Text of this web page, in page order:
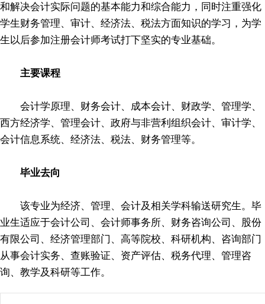
和解决会计实际问题的基本能力和综合能力，同时注重强化
学生财务管理、审计、经济法、税法方面知识的学习，为学
生以后参加注册会计师考试打下坚实的专业基础。
主要课程
会计学原理、财务会计、成本会计、财政学、管理学、
西方经济学、管理会计、政府与非营利组织会计、审计学、
会计信息系统、经济法、税法、财务管理等。
毕业去向
该专业为经济、管理、会计及相关学科输送研究生。毕
业生适应于会计公司、会计师事务所、财务咨询公司、股份
有限公司、经济管理部门、高等院校、科研机构、咨询部门
从事会计实务、查账验证、资产评估、税务代理、管理咨
询、教学及科研等工作。